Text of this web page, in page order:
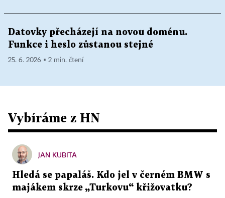
Datovky přecházejí na novou doménu.
Funkce i heslo zůstanou stejné
25. 6. 2026 ▪ 2 min. čtení
Vybíráme z HN
JAN KUBITA
Hledá se papaláš. Kdo jel v černém BMW s
majákem skrze „Turkovu“ křižovatku?